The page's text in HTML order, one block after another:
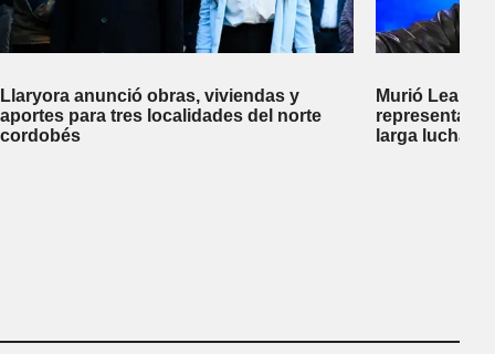
Llaryora anunció obras, viviendas y
aportes para tres localidades del norte
cordobés
Murió
larga lucha